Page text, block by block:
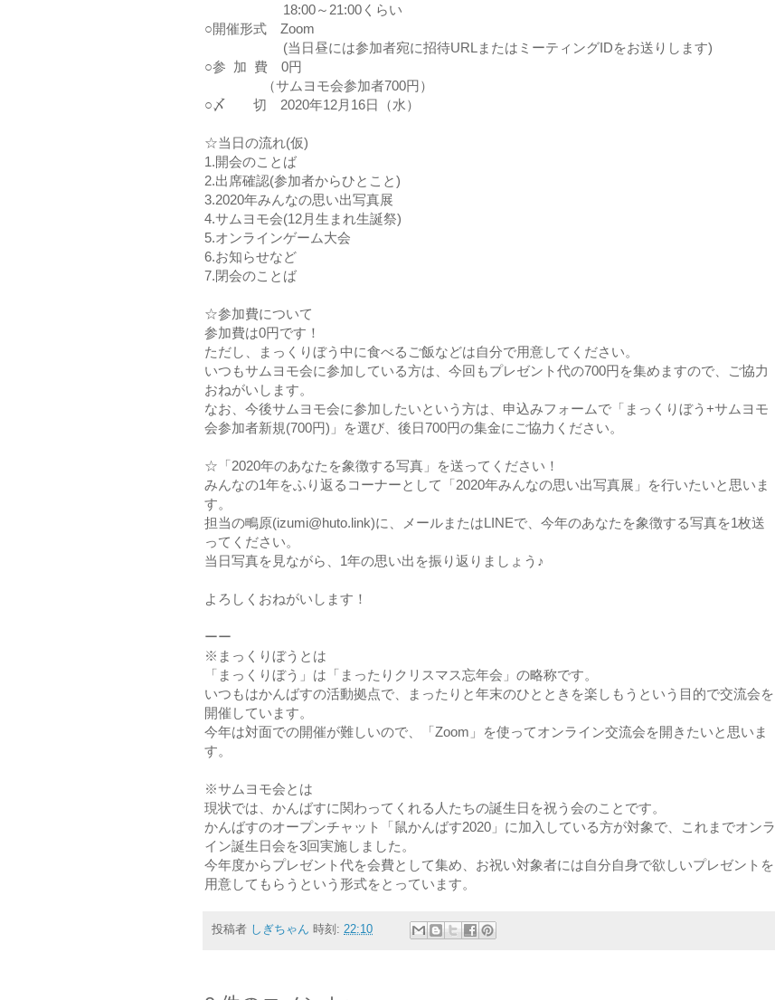
18:00～21:00くらい
○開催形式 Zoom
(当日昼には参加者宛に招待URLまたはミーティングIDをお送りします)
○参 加 費 0円
（サムヨモ会参加者700円）
○〆 切 2020年12月16日（水）
☆当日の流れ(仮)
1.開会のことば
2.出席確認(参加者からひとこと)
3.2020年みんなの思い出写真展
4.サムヨモ会(12月生まれ生誕祭)
5.オンラインゲーム大会
6.お知らせなど
7.閉会のことば
☆参加費について
参加費は0円です！
ただし、まっくりぼう中に食べるご飯などは自分で用意してください。
いつもサムヨモ会に参加している方は、今回もプレゼント代の700円を集めますので、ご協力
おねがいします。
なお、今後サムヨモ会に参加したいという方は、申込みフォームで「まっくりぼう+サムヨモ
会参加者新規(700円)」を選び、後日700円の集金にご協力ください。
☆「2020年のあなたを象徴する写真」を送ってください！
みんなの1年をふり返るコーナーとして「2020年みんなの思い出写真展」を行いたいと思いま
す。
担当の鴫原(izumi@huto.link)に、メールまたはLINEで、今年のあなたを象徴する写真を1枚送
ってください。
当日写真を見ながら、1年の思い出を振り返りましょう♪
よろしくおねがいします！
ーー
※まっくりぼうとは
「まっくりぼう」は「まったりクリスマス忘年会」の略称です。
いつもはかんばすの活動拠点で、まったりと年末のひとときを楽しもうという目的で交流会を
開催しています。
今年は対面での開催が難しいので、「Zoom」を使ってオンライン交流会を開きたいと思いま
す。
※サムヨモ会とは
現状では、かんばすに関わってくれる人たちの誕生日を祝う会のことです。
かんばすのオープンチャット「鼠かんばす2020」に加入している方が対象で、これまでオンラ
イン誕生日会を3回実施しました。
今年度からプレゼント代を会費として集め、お祝い対象者には自分自身で欲しいプレゼントを
用意してもらうという形式をとっています。
投稿者 しぎちゃん 時刻: 22:10